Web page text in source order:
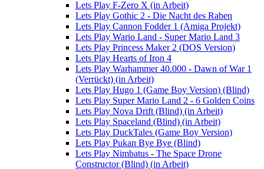
Lets Play F-Zero X (in Arbeit)
Lets Play Gothic 2 - Die Nacht des Raben
Lets Play Cannon Fodder 1 (Amiga Projekt)
Lets Play Wario Land - Super Mario Land 3
Lets Play Princess Maker 2 (DOS Version)
Lets Play Hearts of Iron 4
Lets Play Warhammer 40.000 - Dawn of War 1
(Verrückt) (in Arbeit)
Lets Play Hugo 1 (Game Boy Version) (Blind)
Lets Play Super Mario Land 2 - 6 Golden Coins
Lets Play Nova Drift (Blind) (in Arbeit)
Lets Play Spaceland (Blind) (in Arbeit)
Lets Play DuckTales (Game Boy Version)
Lets Play Pukan Bye Bye (Blind)
Lets Play Nimbatus - The Space Drone
Constructor (Blind) (in Arbeit)